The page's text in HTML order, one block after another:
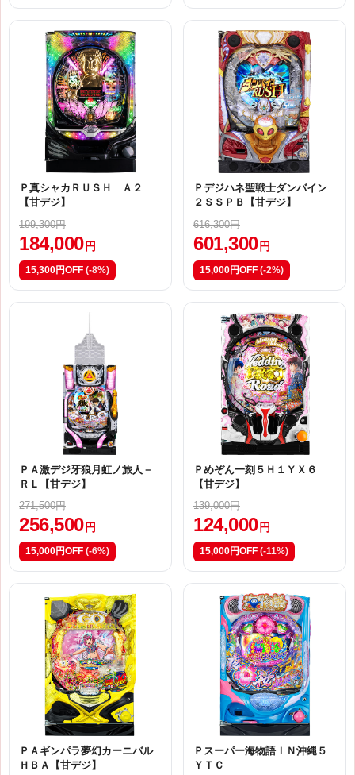
Ｐ真シャカＲＵＳＨ Ａ２
【甘デジ】
199,300円
184,000 円
15,300円OFF (-8%)
Ｐデジハネ聖戦士ダンバイン
２ＳＳＰＢ【甘デジ】
616,300円
601,300 円
15,000円OFF (-2%)
ＰＡ激デジ牙狼月虹ノ旅人－
ＲＬ【甘デジ】
271,500円
256,500 円
15,000円OFF (-6%)
Ｐめぞん一刻５Ｈ１ＹＸ６
【甘デジ】
139,000円
124,000 円
15,000円OFF (-11%)
ＰＡギンパラ夢幻カーニバル
ＨＢＡ【甘デジ】
Ｐスーパー海物語ＩＮ沖縄５
ＹＴＣ